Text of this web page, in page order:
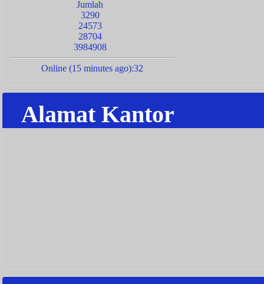
Jumlah
3290
24573
28704
3984908
Online (15 minutes ago):32
Alamat Kantor